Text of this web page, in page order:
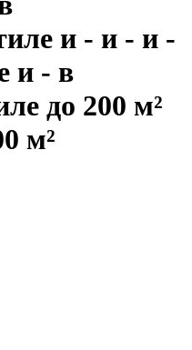
и - и - и -
и - в
до 200 м²
м²